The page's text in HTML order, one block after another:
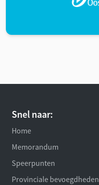
Snel naar:
Home
Memorandum
Speerpunten
Provinciale bevoegdheden